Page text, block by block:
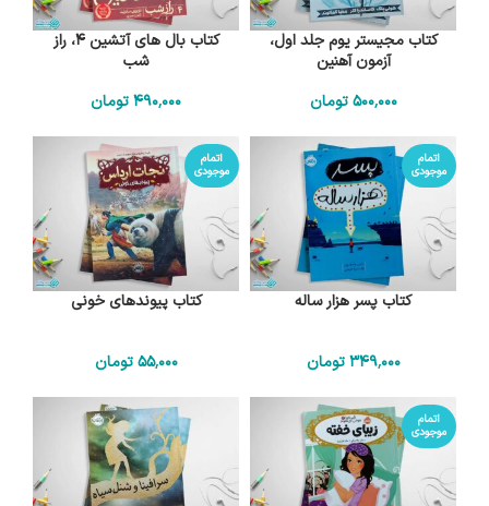
کتاب مجیستر یوم جلد اول،
آزمون آهنین
500٬000 تومان
کتاب بال های آتشین 4، راز
شب
490٬000تومان
اتمام
موجودی
کتاب پسر هزار ساله
349٬000 تومان
اتمام
موجودی
کتاب پیوندهای خونی
55٬000 تومان
اتمام
موجودی